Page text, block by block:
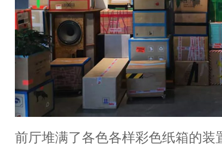
前厅堆满了各色各样彩色纸箱的装